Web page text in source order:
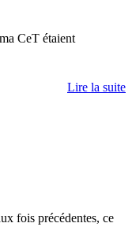
CeT étaient
Lire la suite
fois précédentes, ce